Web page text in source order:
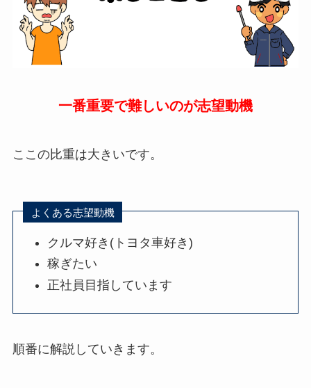
一番重要で難しいのが志望動機
ここの比重は大きいです。
よくある志望動機
クルマ好き(トヨタ車好き)
稼ぎたい
正社員目指しています
順番に解説していきます。